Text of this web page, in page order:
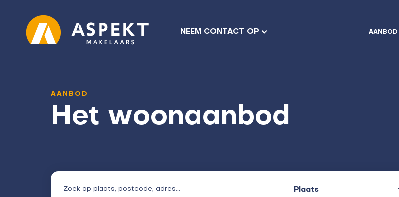
NEEM CONTACT OP AANBOD
AANBOD
Het woonaanbod
Plaats